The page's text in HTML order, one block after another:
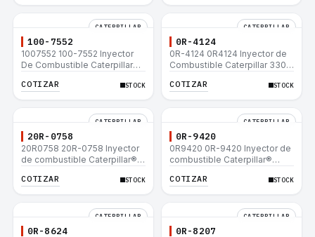
CATERPILLAR
100-7552
1007552 100-7552 Inyector
De Combustible Caterpillar®
12H 140G 950B
COTIZAR STOCK
CATERPILLAR
0R-4124
0R-4124 0R4124 Inyector de
Combustible Caterpillar 3306
160H D6R D6H D6R
COTIZAR STOCK
CATERPILLAR
20R-0758
20R0758 20R-0758 Inyector
de combustible Caterpillar®
657E 631E 988F II
COTIZAR STOCK
CATERPILLAR
0R-9420
0R9420 0R-9420 Inyector de
combustible Caterpillar®
657E 631E 988F II
COTIZAR STOCK
CATERPILLAR
0R-8624
CATERPILLAR
0R-8207